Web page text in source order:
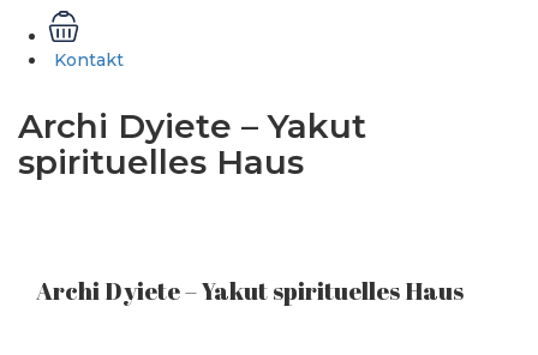
Kontakt
Archi Dyiete – Yakut
spirituelles Haus
Archi Dyiete – Yakut spirituelles Haus